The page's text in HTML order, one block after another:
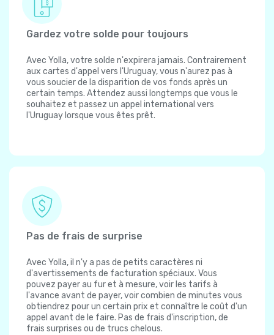
Gardez votre solde pour toujours
Avec Yolla, votre solde n'expirera jamais. Contrairement
aux cartes d'appel vers l'Uruguay, vous n'aurez pas à
vous soucier de la disparition de vos fonds après un
certain temps. Attendez aussi longtemps que vous le
souhaitez et passez un appel international vers
l'Uruguay lorsque vous êtes prêt.
Pas de frais de surprise
Avec Yolla, il n'y a pas de petits caractères ni
d'avertissements de facturation spéciaux. Vous
pouvez payer au fur et à mesure, voir les tarifs à
l'avance avant de payer, voir combien de minutes vous
obtiendrez pour un certain prix et connaître le coût d'un
appel avant de le faire. Pas de frais d'inscription, de
frais surprises ou de trucs chelous.